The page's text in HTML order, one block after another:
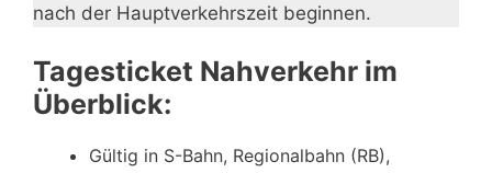
nach der Hauptverkehrszeit beginnen.
Tagesticket Nahverkehr im
Überblick:
Gültig in S-Bahn, Regionalbahn (RB),